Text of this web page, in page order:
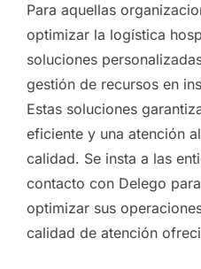
Para aquellas
optimizar la logística
soluciones
gestión de recursos en
Estas soluciones
eficiente y una atención
calidad. Se insta a las
contacto con Delego
optimizar sus
calidad de atención